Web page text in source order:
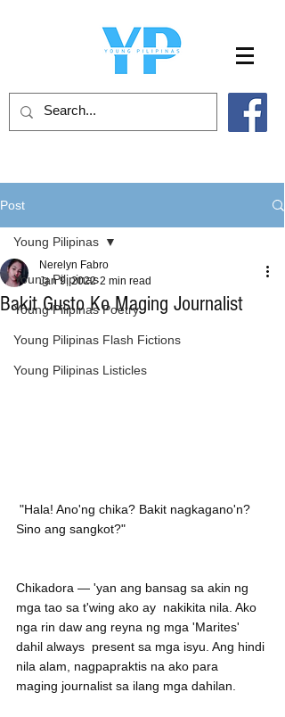
Post
Young Pilipinas
Young Pilipinas Poetry
Young Pilipinas Flash Fictions
Young Pilipinas Listicles
Young Pilipinas
Bakit Gusto Ko Maging Journalist
Nerelyn Fabro
Jan 9, 2022 2 min read
Sino ang sangkot?"
Chikadora — 'yan ang bansag sa akin ng
mga tao sa t'wing ako ay  nakikita nila. Ako
nga rin daw ang reyna ng mga 'Marites'
dahil always  present sa mga isyu. Ang hindi
nila alam, nagpapraktis na ako para
maging journalist sa ilang mga dahilan.